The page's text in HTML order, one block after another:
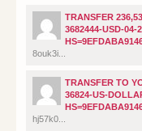
TRANSFER
3682444-USD-04-
8ouk3i...
TRANSFER TO
36824-US-
hj57k0...